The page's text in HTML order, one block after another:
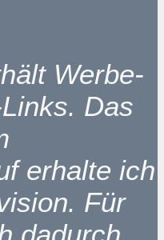
Werbe-
Das
erhalte ich
Für